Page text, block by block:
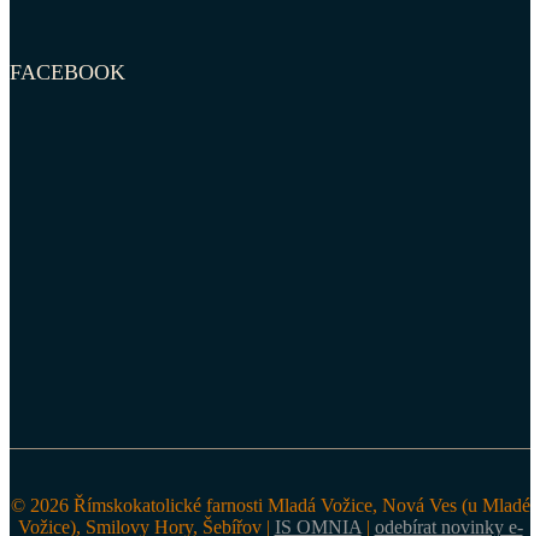
FACEBOOK
© 2026 Římskokatolické farnosti Mladá Vožice, Nová Ves (u Mladé
Vožice), Smilovy Hory, Šebířov | IS OMNIA | odebírat novinky e-